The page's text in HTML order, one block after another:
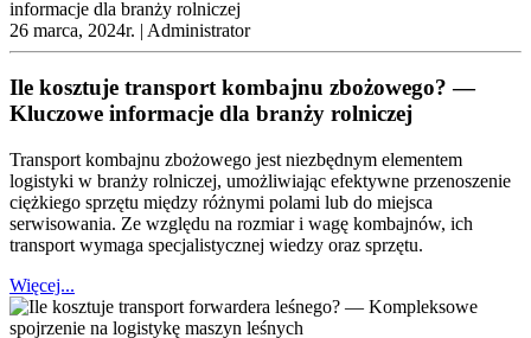
26 marca, 2024r. | Administrator
Ile kosztuje transport kombajnu zbożowego? —
Kluczowe informacje dla branży rolniczej
Transport kombajnu zbożowego jest niezbędnym elementem
logistyki w branży rolniczej, umożliwiając efektywne przenoszenie
ciężkiego sprzętu między różnymi polami lub do miejsca
serwisowania. Ze względu na rozmiar i wagę kombajnów, ich
transport wymaga specjalistycznej wiedzy oraz sprzętu.
Więcej...